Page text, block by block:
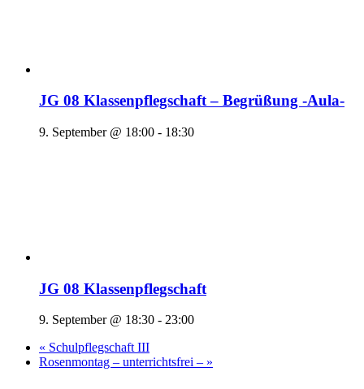
JG 08 Klassenpflegschaft – Begrüßung -Aula-
9. September @ 18:00 - 18:30
JG 08 Klassenpflegschaft
9. September @ 18:30 - 23:00
« Schulpflegschaft III
Rosenmontag – unterrichtsfrei – »